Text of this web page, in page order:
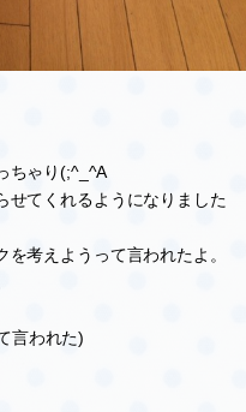
ちゃり(;^_^A
せてくれるようになりました
考えようって言われたよ。
言われた)